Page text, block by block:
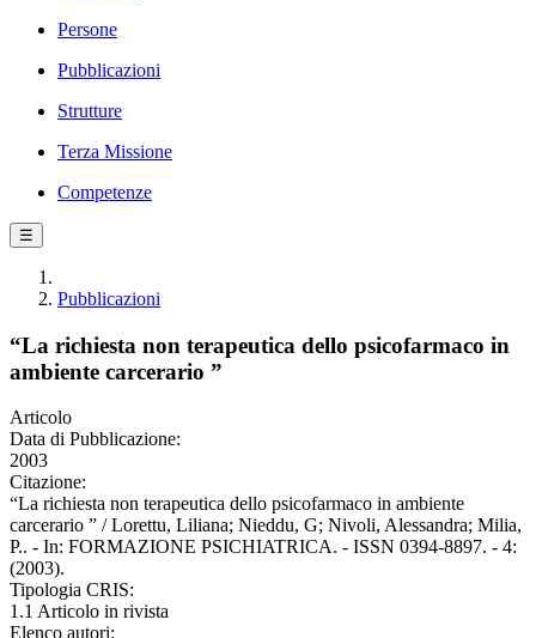
Persone
Pubblicazioni
Strutture
Terza Missione
Competenze
☰
Pubblicazioni
“La richiesta non terapeutica dello psicofarmaco in
ambiente carcerario ”
Articolo
Data di Pubblicazione:
2003
Citazione:
“La richiesta non terapeutica dello psicofarmaco in ambiente
carcerario ” / Lorettu, Liliana; Nieddu, G; Nivoli, Alessandra; Milia,
P.. - In: FORMAZIONE PSICHIATRICA. - ISSN 0394-8897. - 4:
(2003).
Tipologia CRIS:
1.1 Articolo in rivista
Elenco autori: